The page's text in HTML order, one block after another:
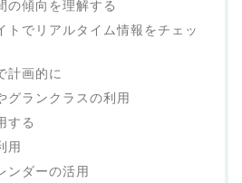
の傾向を理解する
トでリアルタイム情報をチェッ
計画的に
グランクラスの利用
する
用
ンダーの活用